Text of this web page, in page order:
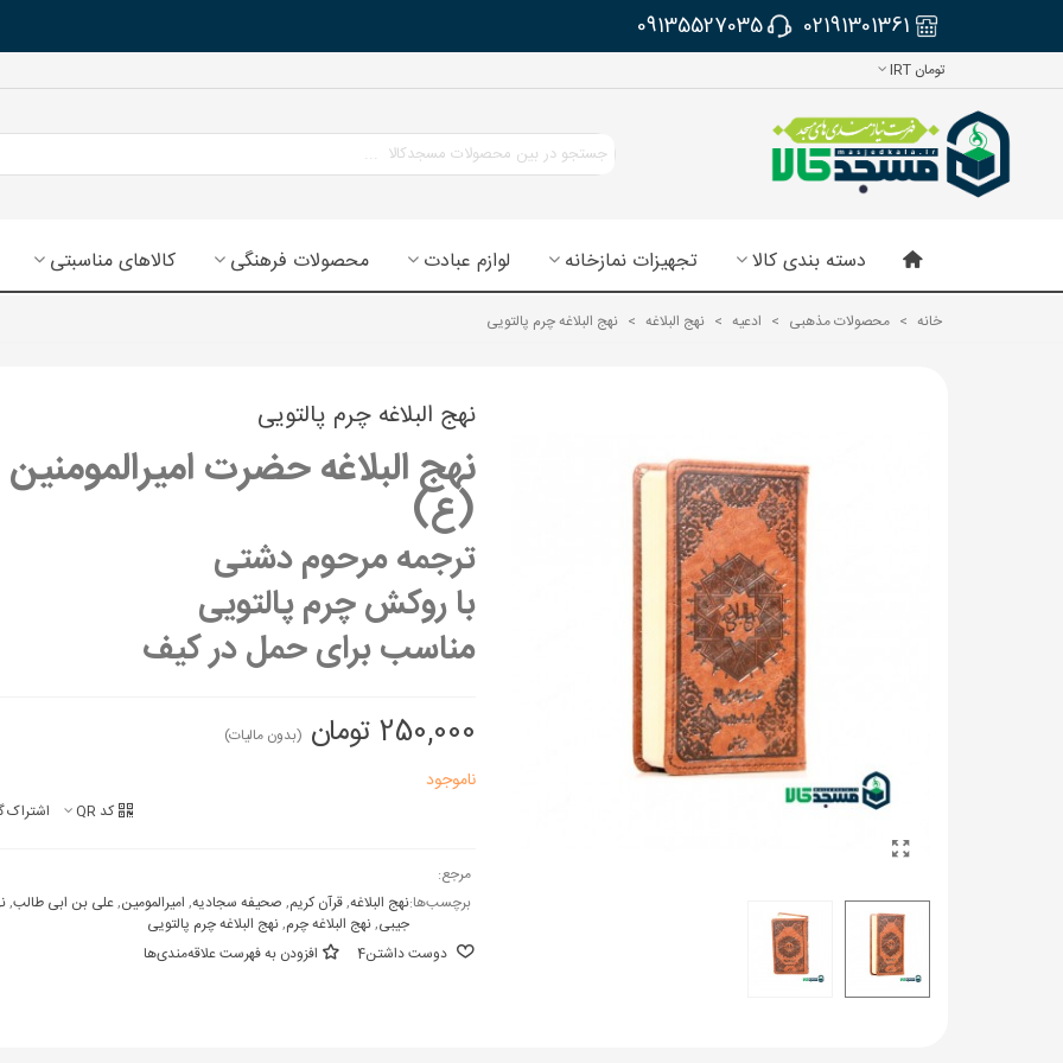
02191301361
09135527035
تومان IRT
دسته بندی کالا تجهیزات نمازخانه لوازم عبادت محصولات فرهنگی کالاهای مناسبتی
خانه > محصولات مذهبی > ادعیه > نهج البلاغه > نهج البلاغه چرم پالتویی
نهج البلاغه چرم پالتویی
نهج البلاغه حضرت امیرالمومنین
(ع)
ترجمه مرحوم دشتی
با روکش چرم پالتویی
مناسب برای حمل در کیف
250,000 تومان (بدون مالیات)
ناموجود
کد QR اشتراک
مرجع:
برچسب‌ها:نهج البلاغه,قرآن کریم, صحیفه سجادیه, امیرالمومین,علی بن ابی طالب,
جیبی,نهج البلاغه چرم,نهج البلاغه چرم پالتویی
دوست داشتن4 افزودن به فهرست علاقه‌مندی‌ها